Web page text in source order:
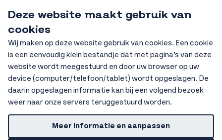
Deze website maakt gebruik van
cookies
Wij maken op deze website gebruik van cookies. Een cookie
is een eenvoudig klein bestandje dat met pagina’s van deze
website wordt meegestuurd en door uw browser op uw
device (computer/telefoon/tablet) wordt opgeslagen. De
daarin opgeslagen informatie kan bij een volgend bezoek
weer naar onze servers teruggestuurd worden.
Meer informatie en aanpassen
HKV Ochten
Getoonde prijzen zijn excl. BTW
Signalisatiekleding
Werk je buiten, in het magazijn, op de bouwplaats of langs